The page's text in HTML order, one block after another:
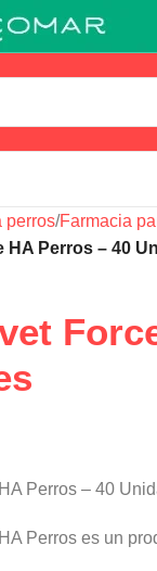
perros/Farmacia
HA Perros – 40
Perros – 40
Perros es un